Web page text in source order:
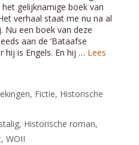
gelijknamige boek van
verhaal staat me nu na al
Nu een boek van deze
aan de ‘Bataafse
hij is Engels. En hij … Lees
, Fictie, Historische
, Historische roman,
, WOII